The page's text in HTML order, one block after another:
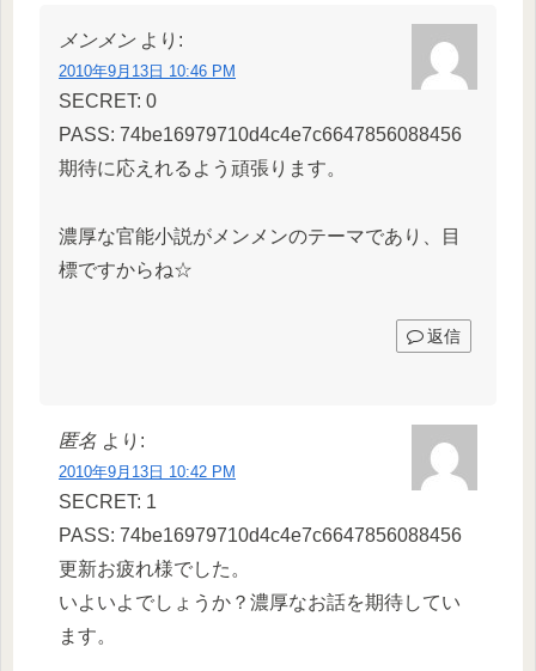
メンメン より:
2010年9月13日 10:46 PM
SECRET: 0
PASS: 74be16979710d4c4e7c6647856088456
期待に応えれるよう頑張ります。
濃厚な官能小説がメンメンのテーマであり、目
標ですからね☆
返信
匿名 より:
2010年9月13日 10:42 PM
SECRET: 1
PASS: 74be16979710d4c4e7c6647856088456
更新お疲れ様でした。
いよいよでしょうか？濃厚なお話を期待してい
ます。